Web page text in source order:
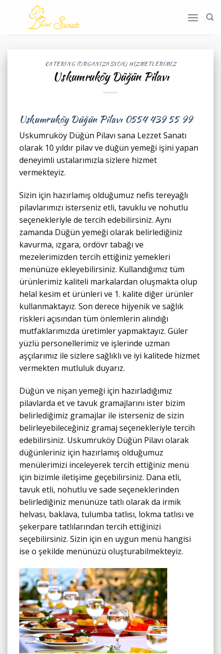
CATERING (ORGANIZASYON) HIZMETLERIMIZ
Uskumruköy Düğün Pilavı
Uskumruköy Düğün Pilavı 0554 439 55 99
Uskumruköy Düğün Pilavı sana Lezzet Sanatı
olarak 10 yıldır pilav ve düğün yemeği işini yapan
deneyimli ustalarımızla sizlere hizmet
vermekteyiz.
Sizin için hazırlamış olduğumuz nefis tereyağlı
pilavlarımızı isterseniz etli, tavuklu ve nohutlu
seçenekleriyle de tercih edebilirsiniz. Aynı
zamanda Düğün yemeği olarak belirlediğiniz
kavurma, ızgara, ordövr tabağı ve
mezelerimizden tercih ettiğiniz yemekleri
menünüze ekleyebilirsiniz. Kullandığımız tüm
ürünlerimiz kaliteli markalardan oluşmakta olup
helal kesim et ürünleri ve 1. kalite diğer ürünler
kullanmaktayız. Son derece hijyenik ve sağlık
riskleri açısından tüm önlemlerin alındığı
mutfaklarımızda üretimler yapmaktayız. Güler
yüzlü personellerimiz ve işlerinde uzman
aşçılarımız ile sizlere sağlıklı ve iyi kalitede hizmet
vermekten mutluluk duyarız.
Düğün ve nişan yemeği için hazırladığımız
pilavlarda et ve tavuk gramajlarını ister bizim
belirlediğimiz gramajlar ile isterseniz de sizin
belirleyebileceğiniz gramaj seçenekleriyle tercih
edebilirsiniz. Uskumruköy Düğün Pilavı olarak
düğünleriniz için hazırlamış olduğumuz
menülerimizi inceleyerek tercih ettiğiniz menü
için bizimle iletişime geçebilirsiniz. Dana etli,
tavuk etli, nohutlu ve sade seçeneklerinden
belirlediğiniz menünüze tatlı olarak da irmik
helvası, baklava, tulumba tatlısı, lokma tatlısı ve
şekerpare tatlılarından tercih ettiğinizi
seçebilirsiniz. Sizin için en uygun menü hangisi
ise o şekilde menünüzü oluşturabilmekteyiz.